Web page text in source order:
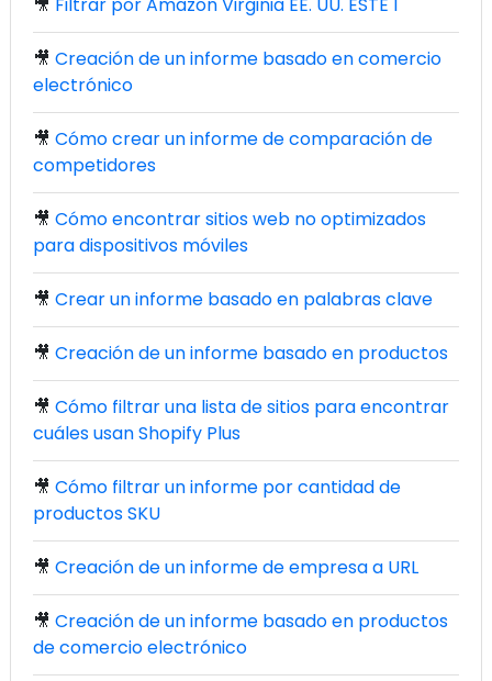
🎥 Filtrar por Amazon Virginia EE. UU. ESTE 1
🎥 Creación de un informe basado en comercio
electrónico
🎥 Cómo crear un informe de comparación de
competidores
🎥 Cómo encontrar sitios web no optimizados
para dispositivos móviles
🎥 Crear un informe basado en palabras clave
🎥 Creación de un informe basado en productos
🎥 Cómo filtrar una lista de sitios para encontrar
cuáles usan Shopify Plus
🎥 Cómo filtrar un informe por cantidad de
productos SKU
🎥 Creación de un informe de empresa a URL
🎥 Creación de un informe basado en productos
de comercio electrónico